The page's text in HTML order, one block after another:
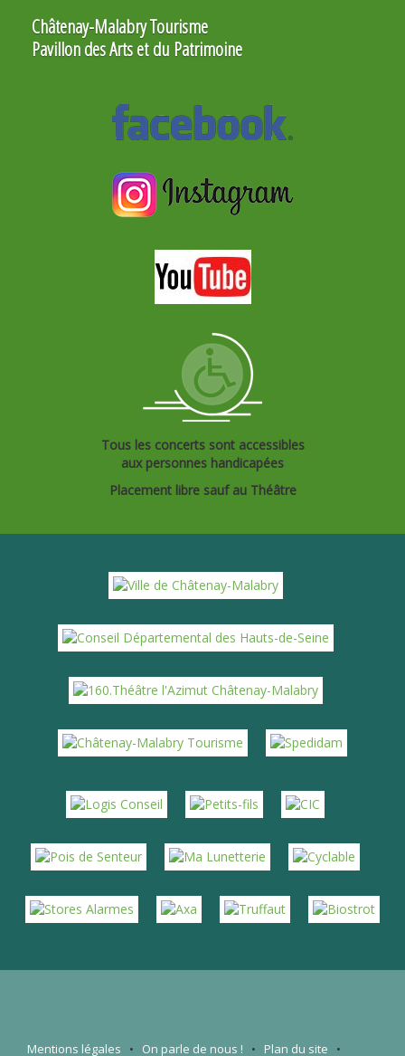
Châtenay-Malabry Tourisme
Pavillon des Arts et du Patrimoine
Tous les concerts sont accessibles
aux personnes handicapées
Placement libre sauf au Théâtre
Mentions légales • On parle de nous ! • Plan du site •